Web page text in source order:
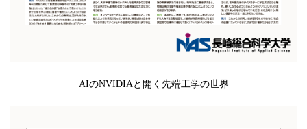
AIのNVIDIAと開く先端工学の世界